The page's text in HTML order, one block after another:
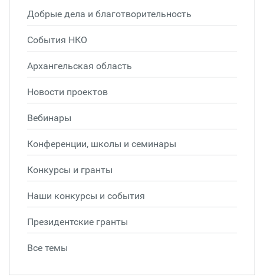
Добрые дела и благотворительность
События НКО
Архангельская область
Новости проектов
Вебинары
Конференции, школы и семинары
Конкурсы и гранты
Наши конкурсы и события
Президентские гранты
Все темы